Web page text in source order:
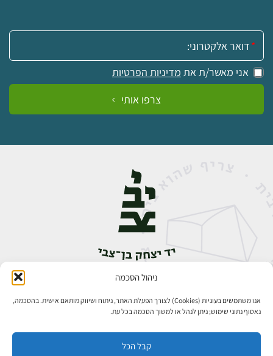
ניהול הסכמה
אנו משתמשים בעוגיות (Cookies) לצורך הפעלת האתר, ניתוח ושיווק מותאם אישית. בהסכמה,
נאסוף נתוני שימוש; ניתן לנהל או למשוך הסכמה בכל עת.
קבל הכל
אימייל:
אני מאשר/ת את מדיניות הפרטיות
צרפו אותי
אבן גבירול 14, רחביה, ירושלים